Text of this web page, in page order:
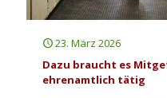
23. März 2026
Dazu braucht es
ehrenamtlich tätig